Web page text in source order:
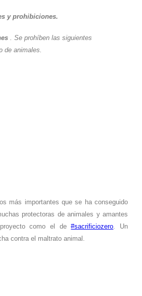
y prohibiciones.
. Se prohíben las siguientes
de animales.
más importantes que se ha conseguido
protectoras de animales y amantes
como el de#sacrificiozero . Un
contra el maltrato animal.